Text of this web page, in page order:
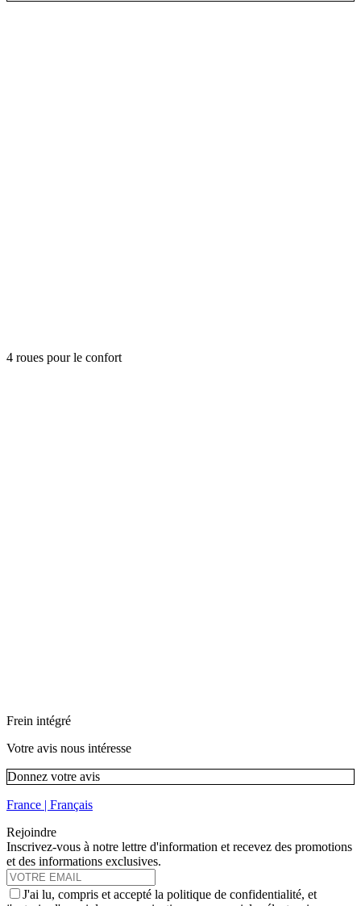
4 roues pour le confort
Frein intégré
Votre avis nous intéresse
Donnez votre avis
France | Français
Rejoindre
Inscrivez-vous à notre lettre d'information et recevez des promotions
et des informations exclusives.
J'ai lu, compris et accepté la politique de confidentialité, et